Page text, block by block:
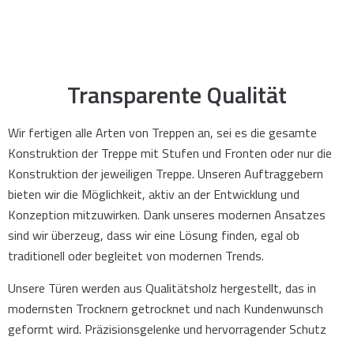
Transparente Qualität
Wir fertigen alle Arten von Treppen an, sei es die gesamte
Konstruktion der Treppe mit Stufen und Fronten oder nur die
Konstruktion der jeweiligen Treppe. Unseren Auftraggebern
bieten wir die Möglichkeit, aktiv an der Entwicklung und
Konzeption mitzuwirken. Dank unseres modernen Ansatzes
sind wir überzeug, dass wir eine Lösung finden, egal ob
traditionell oder begleitet von modernen Trends.
Unsere Türen werden aus Qualitätsholz hergestellt, das in
modernsten Trocknern getrocknet und nach Kundenwunsch
geformt wird. Präzisionsgelenke und hervorragender Schutz